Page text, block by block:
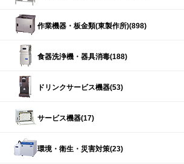
作業機器・板金類(東製作所)(898)
食器洗浄機・器具消毒(188)
ドリンクサービス機器(53)
サービス機器(17)
環境・衛生・災害対策(23)